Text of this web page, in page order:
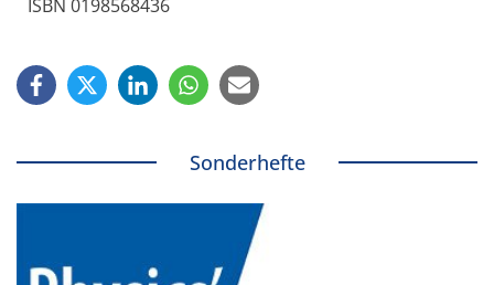
ISBN 0198568436
Sonderhefte